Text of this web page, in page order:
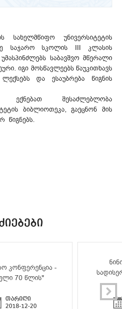
სახელმწიფო უნივერსიტეტის
ე საჯარო სკოლის III კლასის
საბავშვო მწერალი
იგი მოსწავლეებს წაუკითხავს
და ესაუბრება წიგნის
ექნებათ შესაძლებლობა
ბიბლიოთეკა, გაეცნონ მის
წიგნებს.
კონფერენცია -
70 წლის"
თარიღი
2018-12-20